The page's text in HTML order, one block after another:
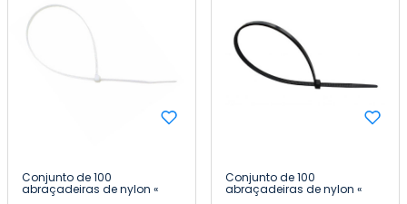
Conjunto de 100
abraçadeiras de nylon «
Conjunto de 100
abraçadeiras de nylon «